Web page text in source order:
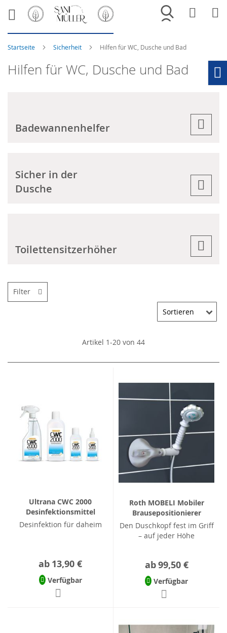
Merkliste
Startseite Sicherheit Hilfen für WC, Dusche und Bad
Hilfen für WC, Dusche und Bad
Badewannenhelfer
Sicher in der
Dusche
Toilettensitzerhöher
Artikel 1-20 von 44
Ultrana CWC 2000
Desinfektionsmittel
Desinfektion für daheim
ab 13,90 €
Verfügbar
Roth MOBELI Mobiler
Brausepositionierer
Den Duschkopf fest im Griff
– auf jeder Höhe
ab99,50 €
Verfügbar
Filter